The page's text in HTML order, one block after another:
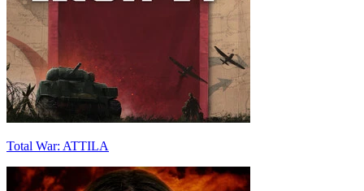
Total War: ATTILA